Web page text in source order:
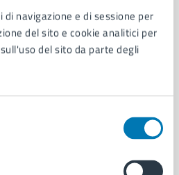
navigazione e di sessione per
del sito e cookie analitici per
del sito da parte degli